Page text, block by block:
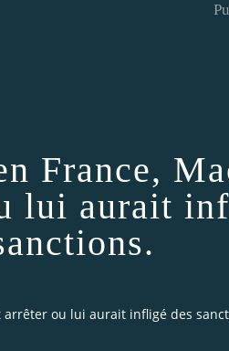
France,
lui aurait
arrêter ou lui aurait infligé des